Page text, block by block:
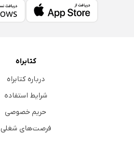
کتابراه
درباره کتابراه
شرایط استفاده
حریم خصوصی
فرصت‌های شغلی